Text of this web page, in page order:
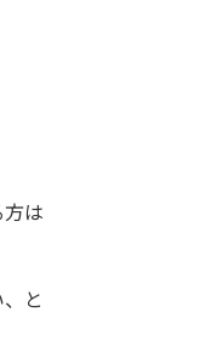
は
と